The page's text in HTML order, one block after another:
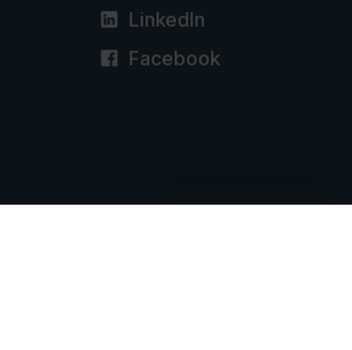
LinkedIn
Facebook